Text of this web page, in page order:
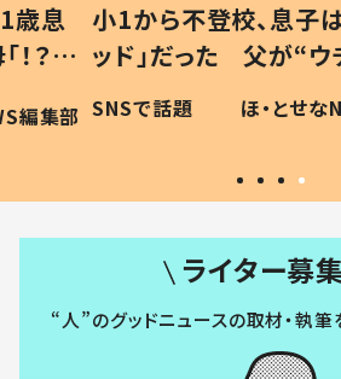
歳息
？」
編集部
小1から不登校、息子
ッド」だった 父が“
作り続ける理由とは
#令和の子
SNSで話題 ほ・とせ
ライター募集
“人”のグッドニュースの取材・執筆